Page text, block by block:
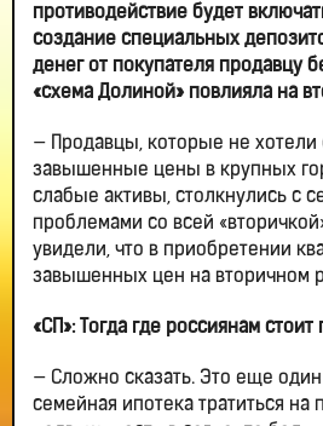
противодействие будет
создание специальных
денег от покупателя продавцу
«схема Долиной» повлияла на
— Продавцы, которые не хотели
завышенные цены в крупных
слабые активы, столкнулись с
проблемами со всей
увидели, что в приобретении
завышенных цен на вторичном
«СП»: Тогда где россиянам
— Сложно сказать. Это еще
семейная ипотека тратиться на